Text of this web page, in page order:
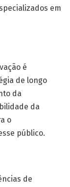
em
é
de longo
da
da
o
público.
de